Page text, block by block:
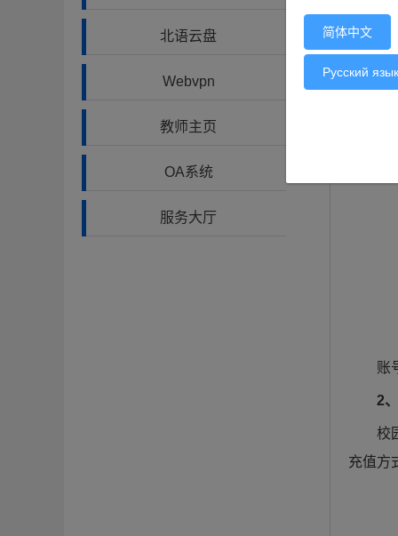
简体中文
Русский язык
北语云盘
Webvpn
教师主页
OA系统
服务大厅
账
2
校
充值方